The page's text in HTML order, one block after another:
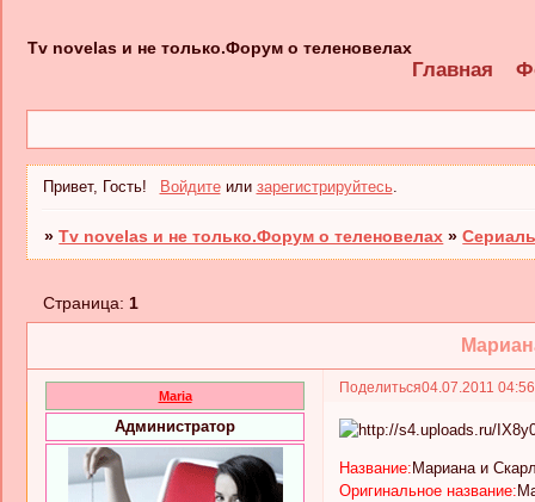
Tv novelas и не только.Форум о теленовелах
Главная
Привет, Гость! Войдитеили зарегистрируйтесь.
»Tv novelas и не только.Форум о теленовелах »
Страница:1
Поделиться04.07.2011
Maria
Администратор
Название: Мариана и
Оригинальное название: